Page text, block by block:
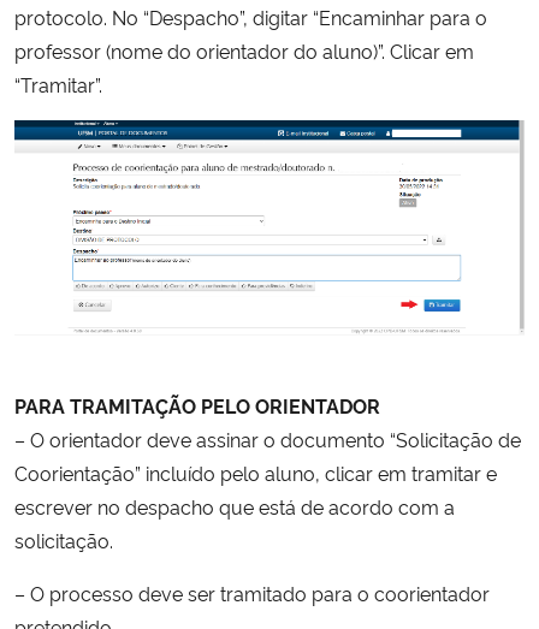
protocolo. No “Despacho”, digitar “Encaminhar para o
professor (nome do orientador do aluno)”. Clicar em
“Tramitar”.
PARA TRAMITAÇÃO PELO ORIENTADOR
– O orientador deve assinar o documento “Solicitação de
Coorientação” incluído pelo aluno, clicar em tramitar e
escrever no despacho que está de acordo com a
solicitação.
– O processo deve ser tramitado para o coorientador